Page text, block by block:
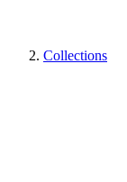
Collections